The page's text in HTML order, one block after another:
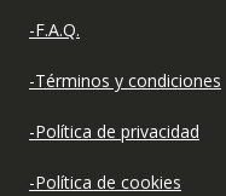
-F.A.Q.
-Términos y condiciones
-Política de privacidad
-Política de cookies